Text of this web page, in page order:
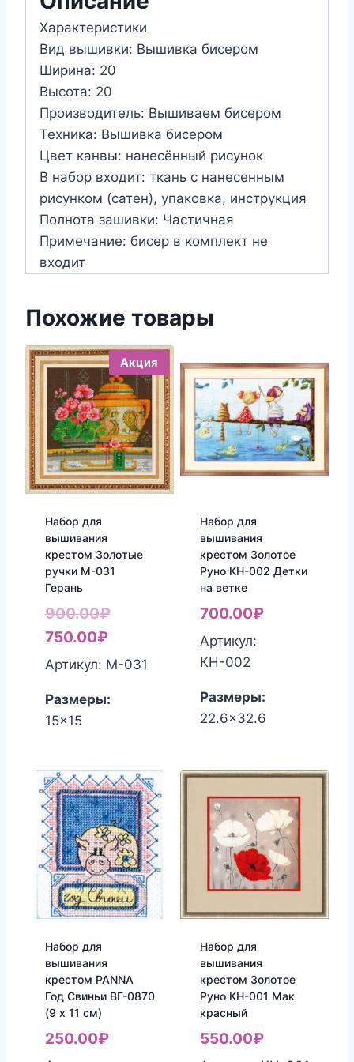
№02
Характеристики
Вид вышивки: Вышивка бисером
Ширина: 20
Высота: 20
Производитель: Вышиваем бисером
Техника: Вышивка бисером
Цвет канвы: нанесённый рисунок
В набор входит: ткань с нанесенным
рисунком (сатен), упаковка, инструкция
Полнота зашивки: Частичная
Примечание: бисер в комплект не
входит
Похожие товары
Акция
Набор для
вышивания
крестом Золотые
ручки M-031
Герань
900.00₽Первоначальная
составляла
750.00₽Текущая
цена:
Артикул: M-031
Размеры:
15x15
Набор для
вышивания
крестом Золотое
Руно КН-002 Детки
на ветке
700.00₽
Артикул:
КН-002
Размеры:
22.6x32.6
Набор для
вышивания
крестом PANNA
Год Свиньи ВГ-0870
(9 x 11 см)
250.00₽
Набор для
вышивания
крестом Золотое
Руно КН-001 Мак
красный
550.00₽